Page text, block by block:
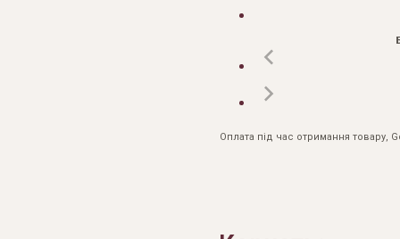
Оплата під час отримання товару,